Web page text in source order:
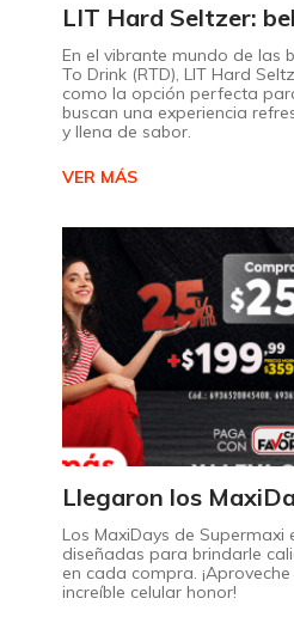
En el vibrante mundo de las
To Drink (RTD), LIT Hard
como la opción perfecta
buscan una experiencia
y llena de sabor.
VER MÁS
Los MaxiDays de Supermaxi
diseñadas para brindarle
en cada compra. ¡Aproveche
increíble celular honor!